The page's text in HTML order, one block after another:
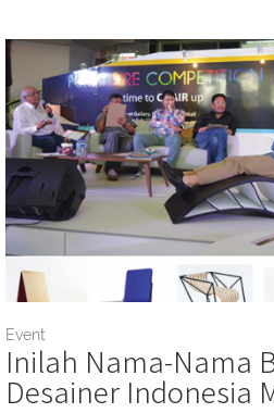
Event
Inilah Nama-Nama
Desainer Indonesia